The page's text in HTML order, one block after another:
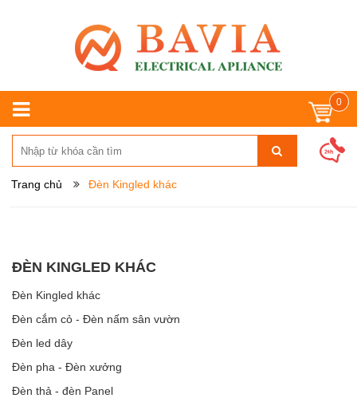
0
Trang chủ Đèn Kingled khác
ĐÈN KINGLED KHÁC
Đèn Kingled khác
Đèn cắm cỏ - Đèn nấm sân vườn
Đèn led dây
Đèn pha - Đèn xưởng
Đèn thả - đèn Panel